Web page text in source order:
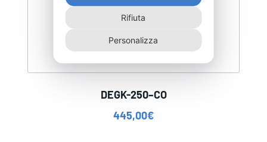
DEGK-250–CO
445,00€
Rifiuta
Personalizza